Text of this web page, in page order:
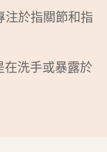
於指關節和指
洗手或暴露於